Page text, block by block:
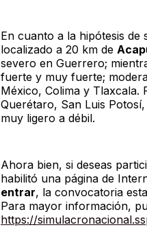
En cuanto a la hipótesis de
localizado a 20 km de
severo en Guerrero;
fuerte y muy fuerte;
México, Colima y Tlaxcala.
Querétaro, San Luis
muy ligero a débil.
Ahora bien, si deseas
habilitó una página de
entrar, la convocatoria
Para mayor información,
https://